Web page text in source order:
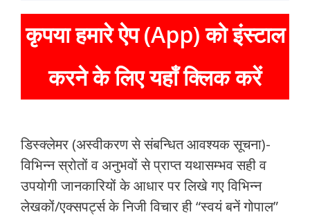
कृपया हमारे ऐप (App) को इंस्टाल
करने के लिए यहाँ क्लिक करें
डिस्क्लेमर (अस्वीकरण से संबन्धित आवश्यक सूचना)-
विभिन्न स्रोतों व अनुभवों से प्राप्त यथासम्भव सही व
उपयोगी जानकारियों के आधार पर लिखे गए विभिन्न
लेखकों/एक्सपर्ट्स के निजी विचार ही “स्वयं बनें गोपाल”